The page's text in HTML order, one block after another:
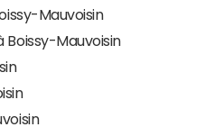
Mauvoisin
Boissy-Mauvoisin